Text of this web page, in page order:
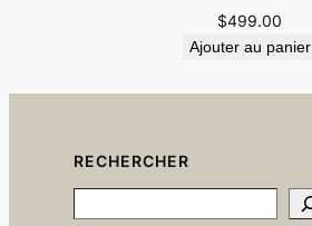
$499.00
Ajouter au panier
RECHERCHER